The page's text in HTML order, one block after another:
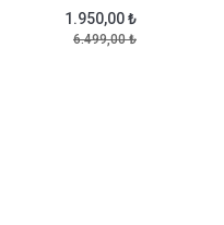
1.950,00 ₺
6.499,00 ₺